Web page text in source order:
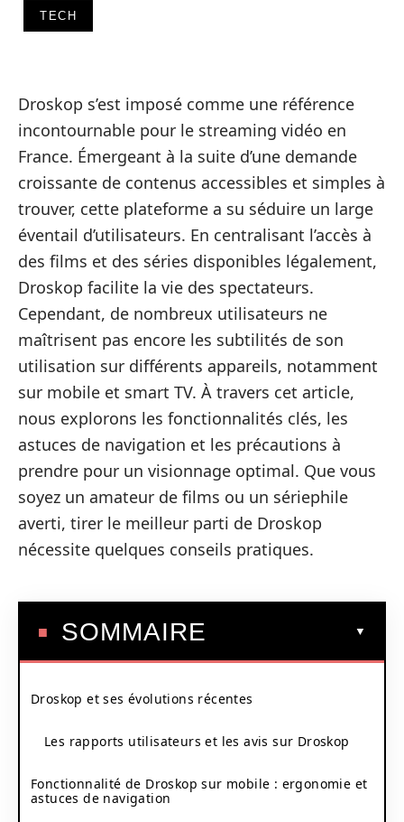
TECH
Droskop s’est imposé comme une référence
incontournable pour le streaming vidéo en
France. Émergeant à la suite d’une demande
croissante de contenus accessibles et simples à
trouver, cette plateforme a su séduire un large
éventail d’utilisateurs. En centralisant l’accès à
des films et des séries disponibles légalement,
Droskop facilite la vie des spectateurs.
Cependant, de nombreux utilisateurs ne
maîtrisent pas encore les subtilités de son
utilisation sur différents appareils, notamment
sur mobile et smart TV. À travers cet article,
nous explorons les fonctionnalités clés, les
astuces de navigation et les précautions à
prendre pour un visionnage optimal. Que vous
soyez un amateur de films ou un sériephile
averti, tirer le meilleur parti de Droskop
nécessite quelques conseils pratiques.
SOMMAIRE
Droskop et ses évolutions récentes
Les rapports utilisateurs et les avis sur Droskop
Fonctionnalité de Droskop sur mobile : ergonomie et
astuces de navigation